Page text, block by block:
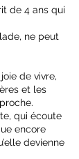
de 4 ans qui
ne peut
de vivre,
et les
qui écoute
encore
devienne